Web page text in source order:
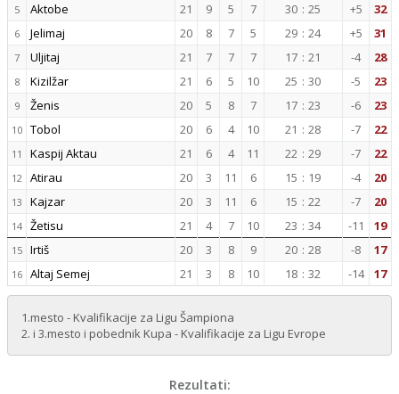
5 Aktobe 21 9 5 7 30 : 25 +5 32
6 Jelimaj 20 8 7 5 29 : 24 +5 31
7 Uljitaj 21 7 7 7 17 : 21 -4 28
8 Kizilžar 21 6 5 10 25 : 30 -5 23
9 Ženis 20 5 8 7 17 : 23 -6 23
10 Tobol 20 6 4 10 21 : 28 -7 22
11 Kaspij Aktau 21 6 4 11 22 : 29 -7 22
12 Atirau 20 3 11 6 15 : 19 -4 20
13 Kajzar 20 3 11 6 15 : 22 -7 20
14 Žetisu 21 4 7 10 23 : 34 -11 19
15 Irtiš 20 3 8 9 20 : 28 -8 17
16 Altaj Semej 21 3 8 10 18 : 32 -14 17
1.mesto - Kvalifikacije za Ligu Šampiona
2. i 3.mesto i pobednik Kupa - Kvalifikacije za Ligu Evrope
Rezultati: